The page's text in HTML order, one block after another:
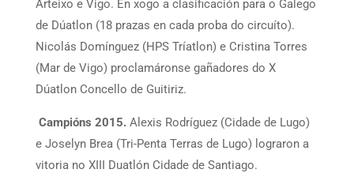
Arteixo e Vigo. En xogo a clasificación para o Galego
de Dúatlon (18 prazas en cada proba do circuíto).
Nicolás Domínguez (HPS Tríatlon) e Cristina Torres
(Mar de Vigo) proclamáronse gañadores do X
Dúatlon Concello de Guitiriz.
Campións 2015.Alexis Rodríguez (Cidade de Lugo)
e Joselyn Brea (Tri-Penta Terras de Lugo) lograron a
vitoria no XIII Duatlón Cidade de Santiago.